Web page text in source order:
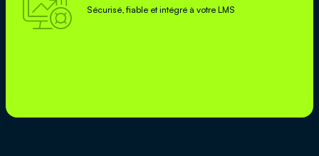
 Sécurisé, fiable et intégré à votre LMS